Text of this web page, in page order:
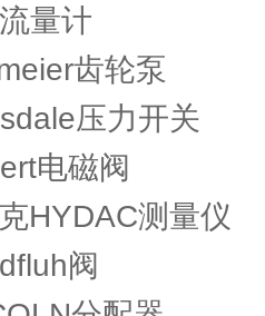
量计
齿轮泵
压力开关
电磁阀
HYDAC测量仪
阀